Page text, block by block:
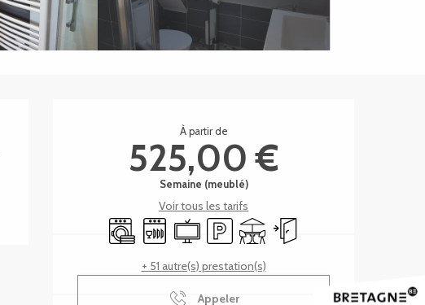
Ouverture et
À partir de
525,00 €
Semaine (meublé)
Voir tous les tarifs
Lave lingeLave vaisselle
Télévision
ParkingTerrasseEntrée indépendante
+ 51 autre(s) prestation(s)
Appeler